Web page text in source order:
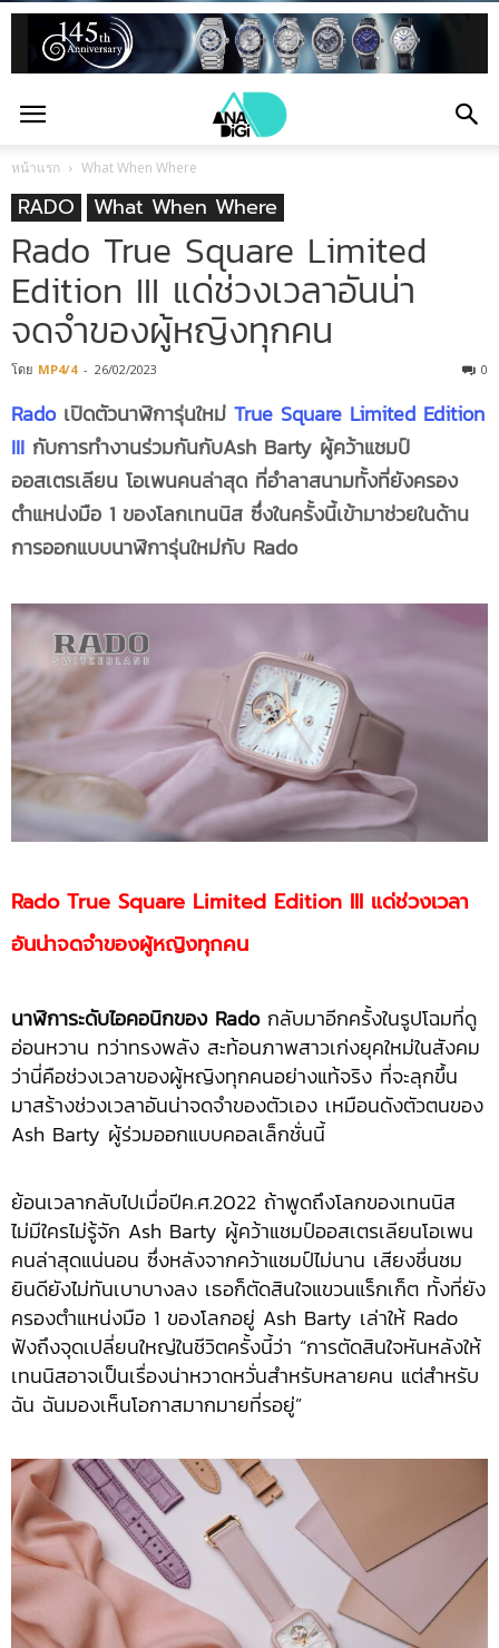
หน้าแรก What When Where
RADO What When Where
Rado True Square Limited
Edition III แด่ช่วงเวลาอันน่า
จดจำของผู้หญิงทุกคน
โดย MP4/4 - 26/02/2023 0
Radoเปิดตัวนาฬิการุ่นใหม่ True Square Limited Edition
III กับการทำงานร่วมกันกับAsh Barty ผู้คว้าแชมป์
ออสเตรเลียน โอเพนคนล่าสุด ที่อำลาสนามทั้งที่ยังครอง
ตำแหน่งมือ 1 ของโลกเทนนิส ซึ่งในครั้งนี้เข้ามาช่วยในด้าน
การออกแบบนาฬิการุ่นใหม่กับ Rado
Rado True Square Limited Edition III แด่ช่วงเวลา
อันน่าจดจำของผู้หญิงทุกคน
นาฬิการะดับไอคอนิกของ Radoกลับมาอีกครั้งในรูปโฉมที่ดู
อ่อนหวาน ทว่าทรงพลัง สะท้อนภาพสาวเก่งยุคใหม่ในสังคม
ว่านี่คือช่วงเวลาของผู้หญิงทุกคนอย่างแท้จริง ที่จะลุกขึ้น
มาสร้างช่วงเวลาอันน่าจดจำของตัวเอง เหมือนดังตัวตนของ
Ash Barty ผู้ร่วมออกแบบคอลเล็กชั่นนี้
ย้อนเวลากลับไปเมื่อปีค.ศ.2022 ถ้าพูดถึงโลกของเทนนิส
ไม่มีใครไม่รู้จัก Ash Barty ผู้คว้าแชมป์ออสเตรเลียนโอเพน
คนล่าสุดแน่นอน ซึ่งหลังจากคว้าแชมป์ไม่นาน เสียงชื่นชม
ยินดียังไม่ทันเบาบางลง เธอก็ตัดสินใจแขวนแร็กเก็ต ทั้งที่ยัง
ครองตำแหน่งมือ 1 ของโลกอยู่ Ash Barty เล่าให้ Rado
ฟังถึงจุดเปลี่ยนใหญ่ในชีวิตครั้งนี้ว่า “การตัดสินใจหันหลังให้
เทนนิสอาจเป็นเรื่องน่าหวาดหวั่นสำหรับหลายคน แต่สำหรับ
ฉัน ฉันมองเห็นโอกาสมากมายที่รอยู่”